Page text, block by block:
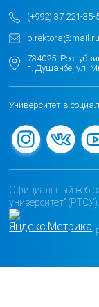
(+992) 37 221-35-
p.rektora@mail.ru
734025,
г. Душанбе, ул.
Университет в
Официальный веб-
университет"